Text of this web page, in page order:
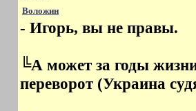
Воложин
- Игорь, вы не правы.
╚А может за годы
переворот (Украина